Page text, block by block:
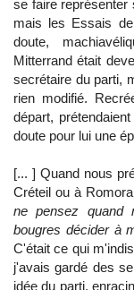
se faire représenter
mais les Essais
doute,
Mitterrand était
secrétaire du parti,
rien modifié.
départ,
doute pour lui une
[... ] Quand nous
Créteil ou à
ne pensez quand
bougres décider à
C'était ce qui
j'avais gardé des
idée du parti,